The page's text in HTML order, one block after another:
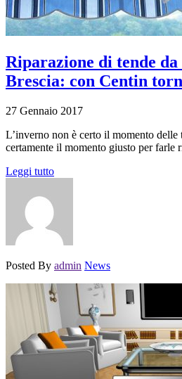
Riparazione di tende da
Brescia: con Centin
27 Gennaio 2017
L’inverno non è certo il momento delle
certamente il momento giusto per farle
Leggi tutto
Posted By admin News